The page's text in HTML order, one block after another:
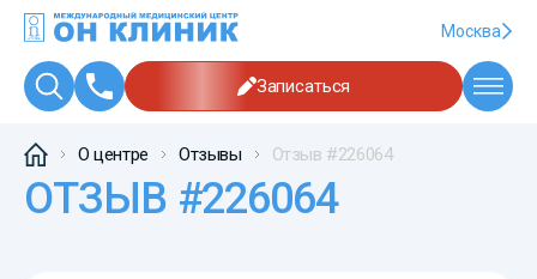
Москва
Записаться
О центре Отзывы Отзыв #226064
ОТЗЫВ #226064